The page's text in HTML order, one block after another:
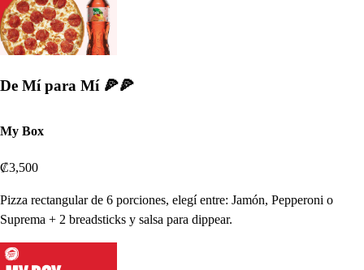
De Mí para Mí 🍕🍕
My Box
₡3,500
Pizza rectangular de 6 porciones, elegí entre: Jamón, Pepperoni o
Suprema + 2 breadsticks y salsa para dippear.